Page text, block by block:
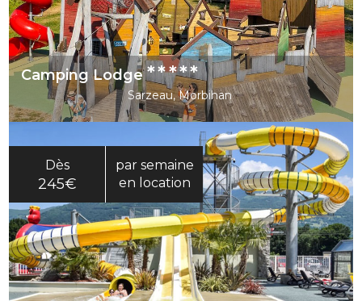
Camping Lodge*****
Sarzeau, Morbihan
Dès
245€
par semaine
en location